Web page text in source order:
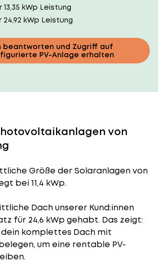
13,35 kWp Leistung
24,92 kWp Leistung
beantworten und Zugriff auf
PV-Anlage erhalten
von
Größe der Solaranlagenvon
bei 11,4 kWp.
Dach unserer Kund:innen
für 24,6 kWp gehabt. Das zeigt:
dein komplettes Dach mit
um eine rentable PV-